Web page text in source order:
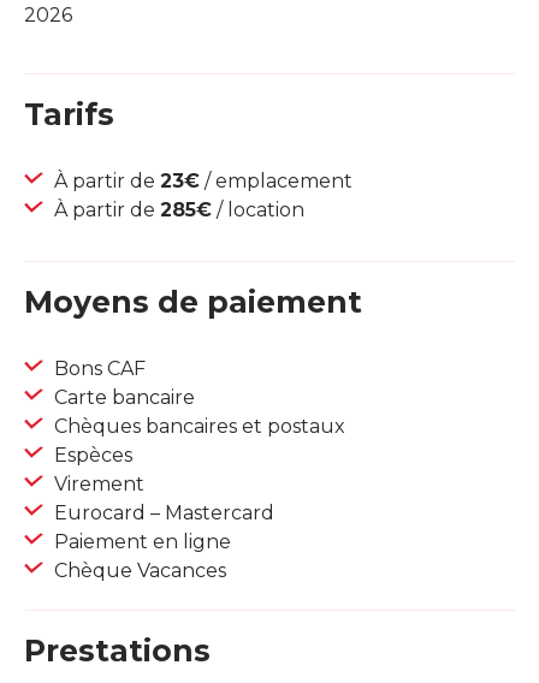
2026
Tarifs
À partir de 23€ / emplacement
À partir de 285€ / location
Moyens de paiement
Bons CAF
Carte bancaire
Chèques bancaires et postaux
Espèces
Virement
Eurocard – Mastercard
Paiement en ligne
Chèque Vacances
Prestations